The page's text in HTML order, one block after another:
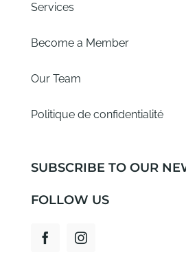
Services
Become a Member
Our Team
Politique de confidentialité
SUBSCRIBE TO OUR
FOLLOW US